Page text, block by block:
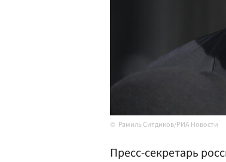
Рамиль Ситдиков/РИА Новости
Пресс-секретарь